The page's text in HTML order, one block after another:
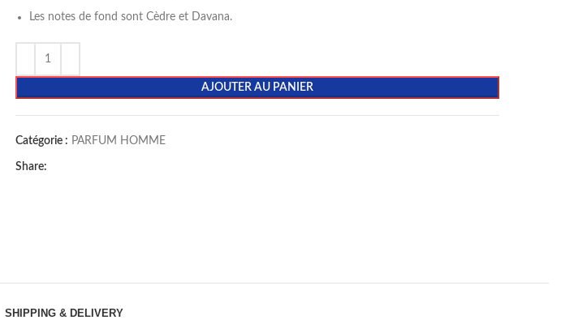
Les notes de fond sont Cèdre et Davana.
AJOUTER AU PANIER
Catégorie : PARFUM HOMME
Share:
SHIPPING & DELIVERY